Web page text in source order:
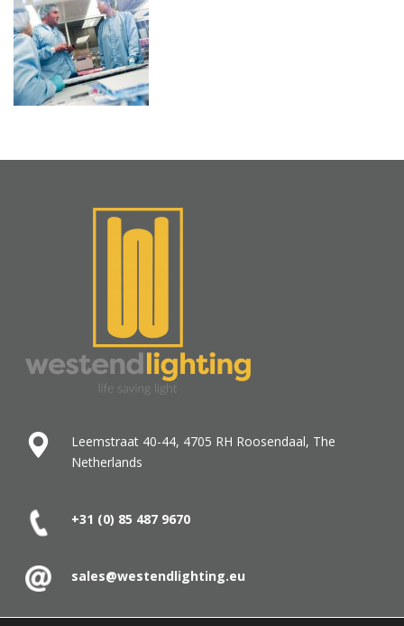
Leemstraat 40-44, 4705 RH Roosendaal, The
Netherlands
+31 (0) 85 487 9670
sales@westendlighting.eu